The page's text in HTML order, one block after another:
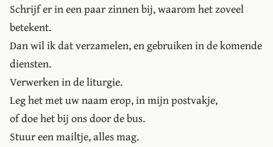
Schrijf er in een paar zinnen bij, waarom het zoveel
betekent.
Dan wil ik dat verzamelen, en gebruiken in de komende
diensten.
Verwerken in de liturgie.
Leg het met uw naam erop, in mijn postvakje,
of doe het bij ons door de bus.
Stuur een mailtje, alles mag.